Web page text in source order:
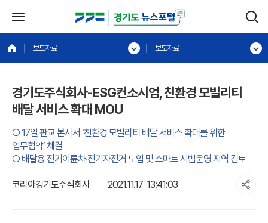
보도자료 보도자료
경기도주식회사-ESG컨소시엄, 친환경 모빌리티
배달 서비스 확대 MOU
○ 17일 판교 본사서 ‘친환경 모빌리티 배달 서비스 확대를 위한
업무협약’ 체결
○ 배달용 전기이륜차·전기자전거 도입 및 스마트 시범운영 지역 검토
코리아경기도주식회사 2021.11.17 13:41:03